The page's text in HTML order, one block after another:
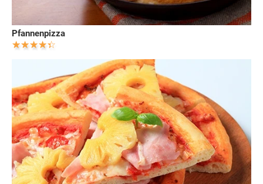
Pfannenpizza